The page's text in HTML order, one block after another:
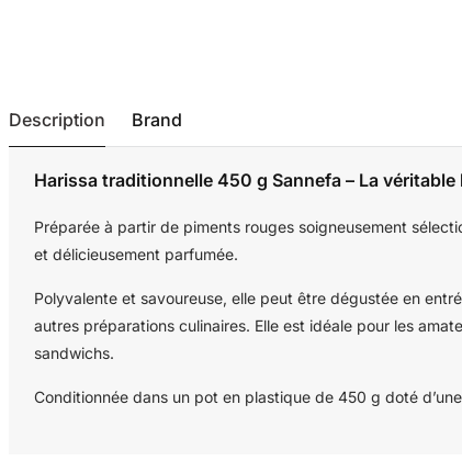
Description Brand
Harissa traditionnelle 450 g Sannefa – La
Préparée à partir de piments rouges soigneusement
et délicieusement parfumée.
Polyvalente et savoureuse, elle peut être dégustée en
autres préparations culinaires. Elle est idéale pour les
sandwichs.
Conditionnée dans un pot en plastique de 450 g doté